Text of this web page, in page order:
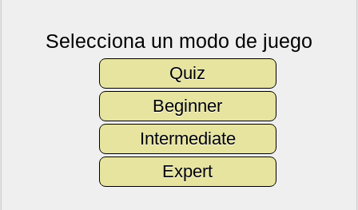
Selecciona un modo de juego
Quiz
Beginner
Intermediate
Expert